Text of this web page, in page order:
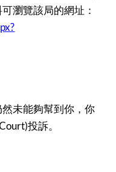
瀏覽該局的網址：
然未能夠幫到你，你
投訴。